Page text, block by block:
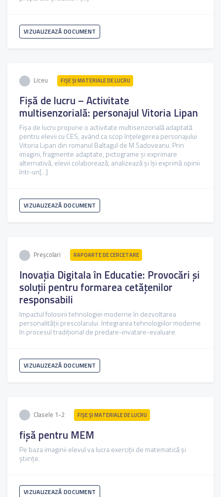
VIZUALIZEAZĂ DOCUMENT
Liceu FIŞE ŞI MATERIALE DE LUCRU
Fișă de lucru – Activitate
multisenzorială: personajul Vitoria Lipan
Fișa de lucru propune o activitate multisenzorială adaptată
pentru elevii cu CES, având ca scop înțelegerea personajului
Vitoria Lipan din romanul Baltagul de M.Sadoveanu. Prin
imagini, fragmente adaptate, pictograme și exprimare
alternativă, elevii colaborează, analizează și își exprimă opinii
într-un[...]
VIZUALIZEAZĂ DOCUMENT
Preșcolari RAPOARTE DE CERCETARE
Inovația Digitala în Educatie: Provocări și
soluții pentru formarea cetățenilor
responsabili
Impactul folosirii tehnologiei moderne în dezvoltarea
personalității prescolarului. Integrarea tehnologiilor moderne
în procesul tradițional de predare-invatare-evaluare.
VIZUALIZEAZĂ DOCUMENT
Clasele 1-2 FIŞE ŞI MATERIALE DE LUCRU
fișă pentru MEM
Pe baza imaginii elevul va lucra exerciții de matematică și
științe.
VIZUALIZEAZĂ DOCUMENT